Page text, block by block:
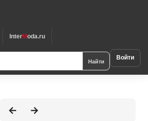
InterModa.ru
Найти Войти